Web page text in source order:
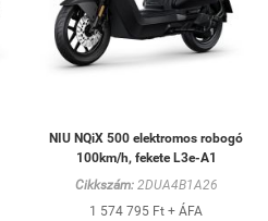
NIU NQiX 500 elektromos robogó
100km/h, fekete L3e-A1
Cikkszám:2DUA4B1A26
1 574 795 Ft + ÁFA